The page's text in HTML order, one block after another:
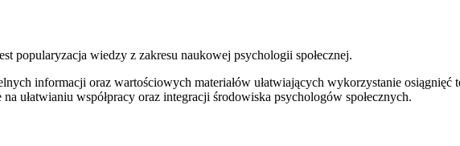
popularyzacja wiedzy z zakresu naukowej psychologii społecznej.
informacji oraz wartościowych materiałów ułatwiających wykorzystanie
ułatwianiu współpracy oraz integracji środowiska psychologów społecznych.